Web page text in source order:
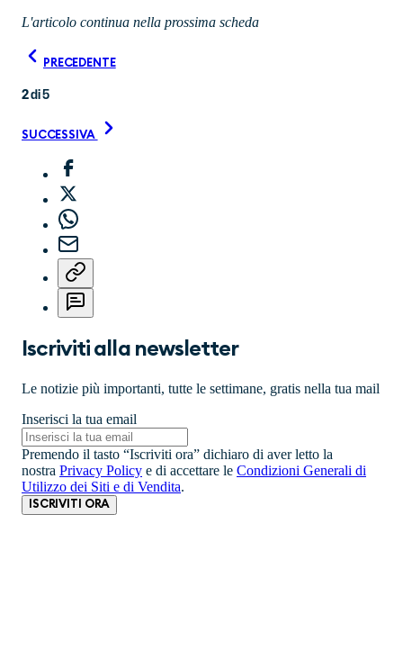
L'articolo continua nella prossima scheda
PRECEDENTE
2di5
SUCCESSIVA
Iscriviti alla newsletter
Le notizie più importanti, tutte le settimane, gratis nella tua mail
Inserisci la tua email
Premendo il tasto “Iscriviti ora” dichiaro di aver letto la
nostra Privacy Policy e di accettare le Condizioni Generali di
Utilizzo dei Siti e di Vendita.
ISCRIVITI ORA